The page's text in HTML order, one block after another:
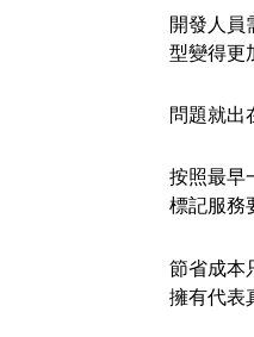
開發人員
型變得更
問題就出
按照最早
標記服務
節省成本
擁有代表